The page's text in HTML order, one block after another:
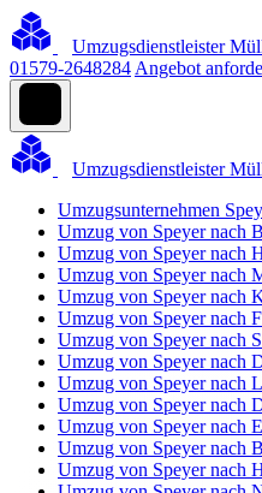
Umzugsdienstleister
01579-2648284 Angebot
Umzugsdienstleister
Umzugsunternehmen
Umzug von Speyer nach
Umzug von Speyer nach
Umzug von Speyer nach
Umzug von Speyer nach
Umzug von Speyer nach
Umzug von Speyer nach
Umzug von Speyer nach
Umzug von Speyer nach
Umzug von Speyer nach
Umzug von Speyer nach
Umzug von Speyer nach
Umzug von Speyer nach